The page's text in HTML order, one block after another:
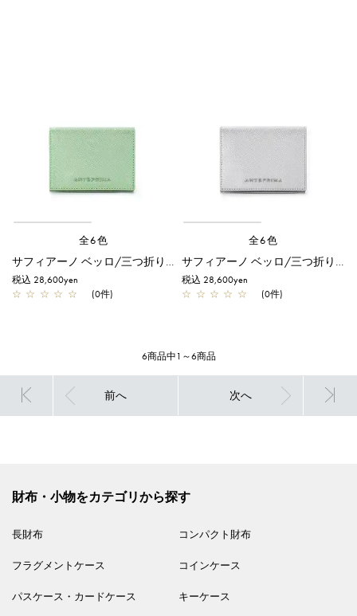
全6色
サフィアーノ ベッロ/三つ折りウォレット/ミント
税込 28,600yen
☆ ☆ ☆ ☆ ☆ (0件)
全6色
サフィアーノ ベッロ/三つ折りウォレット/シルバー
税込 28,600yen
☆ ☆ ☆ ☆ ☆ (0件)
6商品中1～6商品
前へ 次へ
財布・小物をカテゴリから探す
長財布 コンパクト財布
フラグメントケース コインケース
パスケース・カードケース キーケース